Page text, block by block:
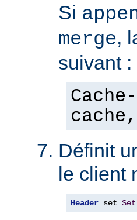
Si
merge,
suivant :
Définit
le client
Header set Set